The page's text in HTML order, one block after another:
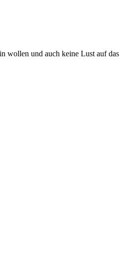
wollen und auch keine Lust auf das